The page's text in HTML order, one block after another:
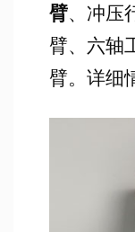
臂、冲压
臂、六轴
臂。详细